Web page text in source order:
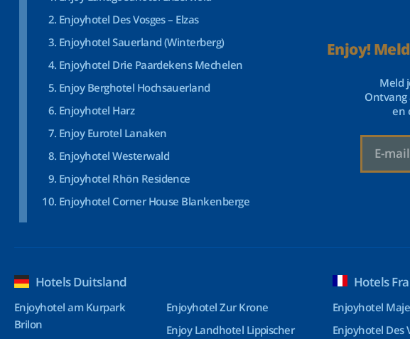
Enjoyhotel Des Vosges – Elzas
Enjoyhotel Sauerland (Winterberg)
Enjoyhotel Drie Paardekens Mechelen
Enjoy Berghotel Hochsauerland
Enjoyhotel Harz
Enjoy Eurotel Lanaken
Enjoyhotel Westerwald
Enjoyhotel Rhön Residence
Enjoyhotel Corner House Blankenberge
Enjoy!
Meld
Ontvang
en
Hotels Duitsland
Enjoyhotel am Kurpark
Brilon
Enjoyhotel Zur Krone
Enjoy Landhotel Lippischer
Hotels
Enjoyhotel
Enjoyhotel Des